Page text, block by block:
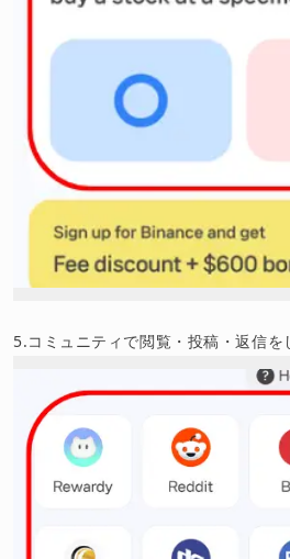
5.コミュニティで閲覧・投稿・返信を